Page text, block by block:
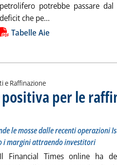
petrolifero potrebbe passare
deficit che pe...
notizia
Tabelle Aie
e Raffinazione
positiva per le
del quotidiano che prende le mosse dalle
marzo 2024 alle 10.7.
le mosse dalle recenti operazioni
i margini attraendo investitori
Il Financial Times online ha